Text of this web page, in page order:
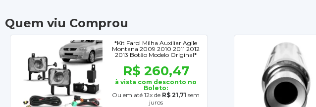
Quem viu Comprou
*Kit Farol Milha Auxiliar Agile
Montana 2009 2010 2011 2012
2013 Botão Modelo Original*
R$ 260,47
à vista com desconto no
Boleto:
Ou em até 12x de R$ 21,71 sem
juros